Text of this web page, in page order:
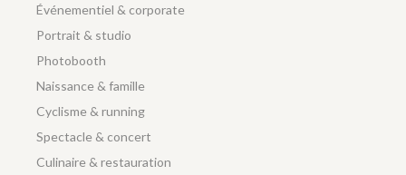
Événementiel & corporate
Portrait & studio
Photobooth
Naissance & famille
Cyclisme & running
Spectacle & concert
Culinaire & restauration